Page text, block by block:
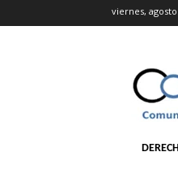
viernes, agosto